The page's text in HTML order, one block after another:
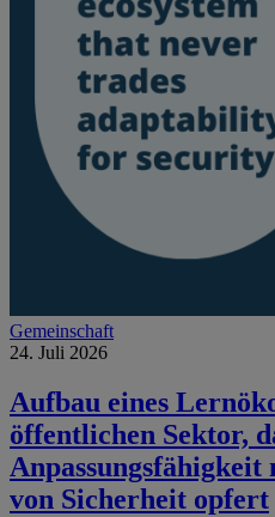
Gemeinschaft
24. Juli 2026
Aufbau eines
öffentlichen Sektor,
Anpassungsfähigkeit
von Sicherheit opfert